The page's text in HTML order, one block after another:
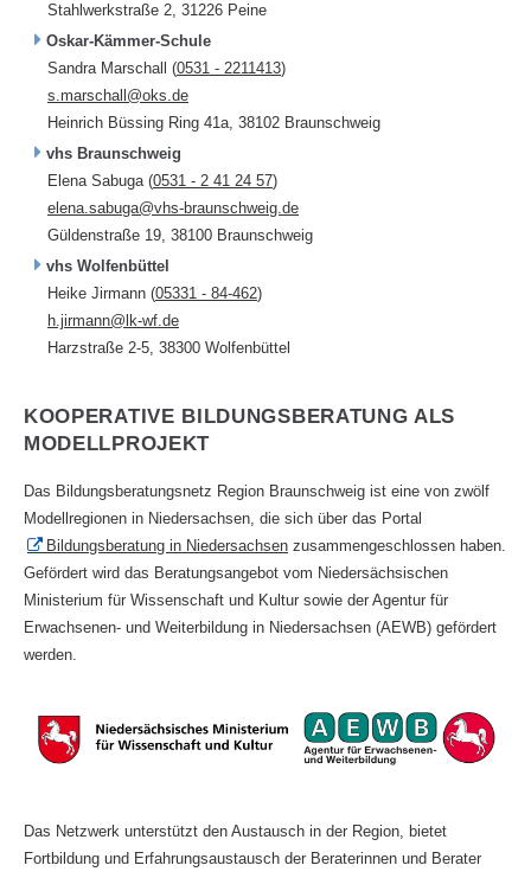
Stahlwerkstraße 2, 31226 Peine
Oskar-Kämmer-Schule
Sandra Marschall (0531 - 2211413)
s.marschall@oks.de
Heinrich Büssing Ring 41a, 38102 Braunschweig
vhs Braunschweig
Elena Sabuga (0531 - 2 41 24 57)
elena.sabuga@vhs-braunschweig.de
Güldenstraße 19, 38100 Braunschweig
vhs Wolfenbüttel
Heike Jirmann (05331 - 84-462)
h.jirmann@lk-wf.de
Harzstraße 2-5, 38300 Wolfenbüttel
KOOPERATIVE BILDUNGSBERATUNG ALS
MODELLPROJEKT
Das Bildungsberatungsnetz Region Braunschweig ist eine von zwölf
Modellregionen in Niedersachsen, die sich über das Portal
Bildungsberatung in Niedersachsen zusammengeschlossen haben.
Gefördert wird das Beratungsangebot vom Niedersächsischen
Ministerium für Wissenschaft und Kultur sowie der Agentur für
Erwachsenen- und Weiterbildung in Niedersachsen (AEWB) gefördert
werden.
Das Netzwerk unterstützt den Austausch in der Region, bietet
Fortbildung und Erfahrungsaustausch der Beraterinnen und Berater